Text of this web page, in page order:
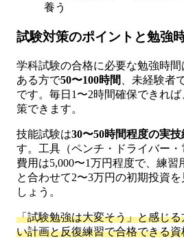
養う
試験対策のポイントと勉強
学科試験の合格に必要な勉強時
ある方で50〜100時間 、未経験者
です。毎日1〜2時間確保できれ
策できます。
技能試験は30〜50時間程度の実技
す。工具（ペンチ・ドライバー
費用は5,000〜1万円程度で、練習
と合わせて2〜3万円の初期投資
しょう。
「試験勉強は大変そう」と感じ
い計画と反復練習で合格できる